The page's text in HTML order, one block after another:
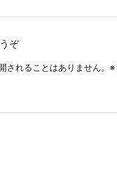
ぞ
されることはありません。 ※